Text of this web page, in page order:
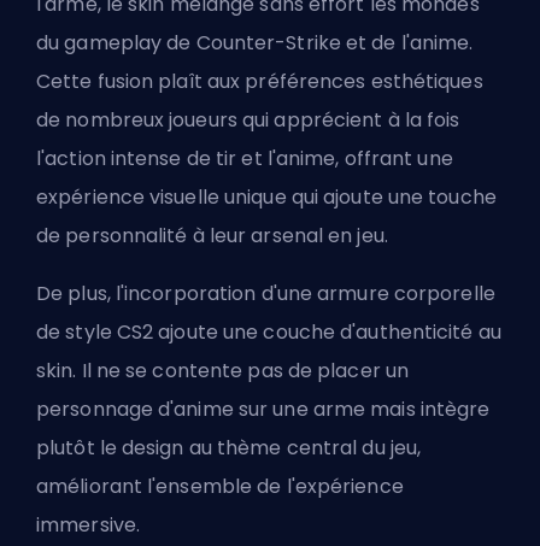
du gameplay de Counter-Strike et de l'anime.
Cette fusion plaît aux préférences esthétiques
de nombreux joueurs qui apprécient à la fois
l'action intense de tir et l'anime, offrant une
expérience visuelle unique qui ajoute une touche
de personnalité à leur arsenal en jeu.
De plus, l'incorporation d'une armure corporelle
de style CS2 ajoute une couche d'authenticité au
skin. Il ne se contente pas de placer un
personnage d'anime sur une arme mais intègre
plutôt le design au thème central du jeu,
améliorant l'ensemble de l'expérience
immersive.